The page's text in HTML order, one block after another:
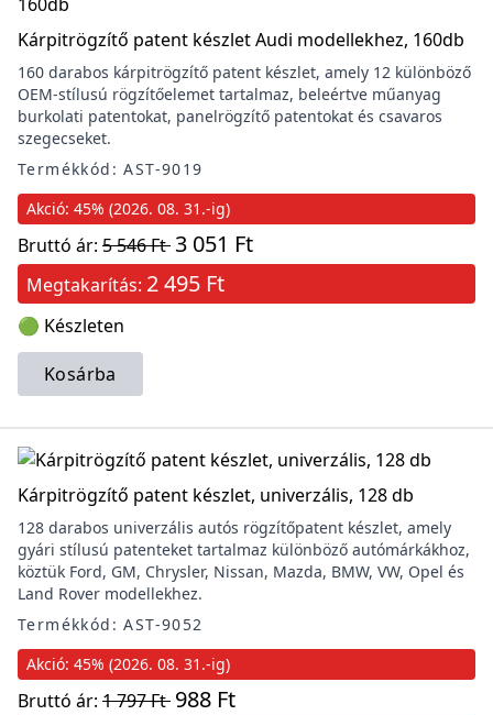
Kárpitrögzítő patent készlet Audi modellekhez, 160db
160 darabos kárpitrögzítő patent készlet, amely 12 különböző
OEM-stílusú rögzítőelemet tartalmaz, beleértve műanyag
burkolati patentokat, panelrögzítő patentokat és csavaros
szegecseket.
Termékkód: AST-9019
Akció: 45% (2026. 08. 31.-ig)
Bruttó ár: 5 546 Ft3 051 Ft
Megtakarítás: 2 495 Ft
🟢 Készleten
Kosárba
Kárpitrögzítő patent készlet, univerzális, 128 db
128 darabos univerzális autós rögzítőpatent készlet, amely
gyári stílusú patenteket tartalmaz különböző autómárkákhoz,
köztük Ford, GM, Chrysler, Nissan, Mazda, BMW, VW, Opel és
Land Rover modellekhez.
Termékkód: AST-9052
Akció: 45% (2026. 08. 31.-ig)
Bruttó ár: 1 797 Ft 988 Ft